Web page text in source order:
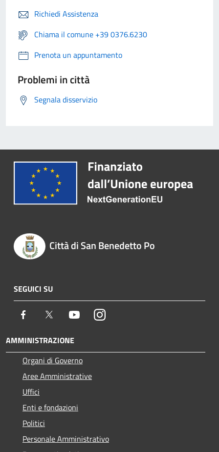
Richiedi Assistenza
Chiama il comune +39 0376.6230
Prenota un appuntamento
Problemi in città
Segnala disservizio
Città di San Benedetto Po
SEGUICI SU
Facebook Twitter YoutubeInstagram
AMMINISTRAZIONE
Organi di Governo
Aree Amministrative
Uffici
Enti e fondazioni
Politici
Personale Amministrativo